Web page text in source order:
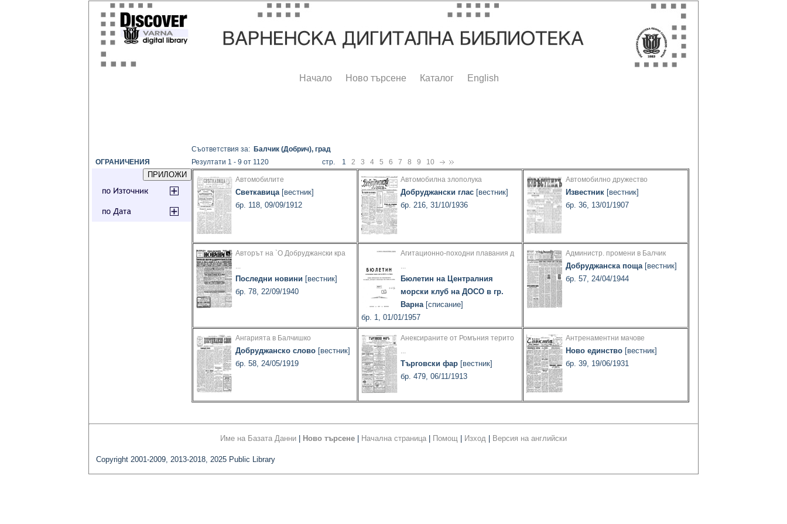
Начало Ново търсене Каталог English
ОГРАНИЧЕНИЯ
Съответствия за: Балчик (Добрич), град
Резултати 1 - 9 от 1120
стр. 1 2 3 4 5 6 7 8 9 10
Автомобилите
Светкавица[вестник]
бр. 118, 09/09/1912
Автомобилна злополука
Добруджански глас [вестник]
бр. 216, 31/10/1936
Автомобилно дружество
Известник [вестник]
бр. 36, 13/01/1907
Авторът на `О Добруджански кра
...
Последни новини [вестник]
бр. 78, 22/09/1940
Агитационно-походни плавания д
...
Бюлетин на Централния
морски клуб на ДОСО в гр.
Варна[списание]
бр. 1, 01/01/1957
Администр. промени в Балчик
Добруджанска поща[вестник]
бр. 57, 24/04/1944
Ангарията в Балчишко
Добруджанско слово [вестник]
бр. 58, 24/05/1919
Анексираните от Ромъния терито
...
Търговски фар [вестник]
бр. 479, 06/11/1913
Антренаментни мачове
Ново единство [вестник]
бр. 39, 19/06/1931
Име на Базата Данни Ново търсене Начална страница Помощ Изход Версия на английски
Copyright 2001-2009, 2013-2018, 2025 Public Library